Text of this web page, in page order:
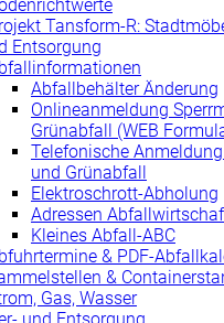
Tansform-R:
Entsorgung
Abfallbehälter Änderung
Onlineanmeldung
Grünabfall (WEB
Telefonische
und Grünabfall
Elektroschrott-Abholung
Adressen
Kleines Abfall-ABC
& PDF-
&
Gas, Wasser